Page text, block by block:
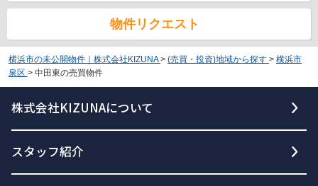
物件リクエスト
横浜市の未公開物件｜株式会社KIZUNA > (売買・投資)地域から探す > 横浜市
泉区 > 中田東の売買物件
株式会社KIZUNAについて
スタッフ紹介